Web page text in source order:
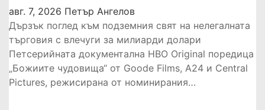
авг. 7, 2026 Петър Ангелов
Дързък поглед към подземния свят на нелегалната
търговия с влечуги за милиарди долари
Петсерийната документална HBO Original поредица
„Божиите чудовища“ от Goode Films, A24 и Central
Pictures, режисирана от номинирания…